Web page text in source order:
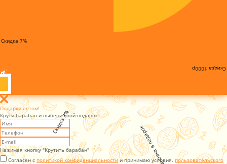
Скидка 3%
Скидка 7%
Скидка 1000р
Установка в подарок
Подарки летом!
Крути барабан и выбери свой подарок
Нажимая кнопку "Крутить барабан"
Согласен с политикой конфиденциальностии принимаю условия. пользовательского